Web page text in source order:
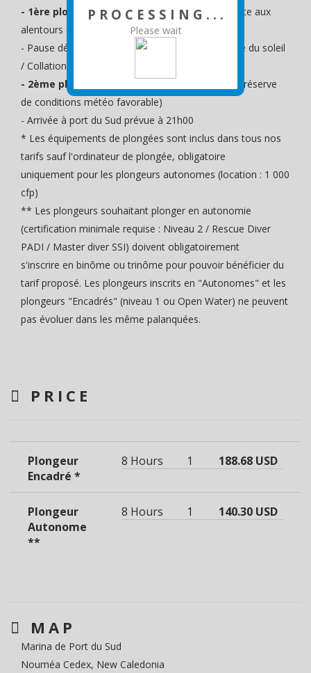
P R O C E S S I N G . . .
Please wait
- 1ère plongée de jour >Passe de Boulari ou site aux
alentours en fonction des conditions de mer
- Pause détente sur l'îlot Amédée jusqu'au couché du soleil
/ Collation incluse
- 2ème plongée de nuit >
Récif Sournois (sous réserve
de conditions météo favorable)
- Arrivée à port du Sud prévue à 21h00
* Les équipements de plongées sont inclus dans tous nos
tarifs sauf l'ordinateur de plongée, obligatoire
uniquement pour les plongeurs autonomes (location : 1 000
cfp)
** Les plongeurs souhaitant plonger en autonomie
(certification minimale requise : Niveau 2 / Rescue Diver
PADI / Master diver SSI) doivent obligatoirement
s'inscrire en binôme ou trinôme pour pouvoir bénéficier du
tarif proposé. Les plongeurs inscrits en "Autonomes" et les
plongeurs "Encadrés" (niveau 1 ou Open Water) ne peuvent
pas évoluer dans les même palanquées.
PRICE
Plongeur
Encadré *
8 Hours 1 188.68 USD
Plongeur
Autonome
**
8 Hours 1 140.30 USD
MAP
Marina de Port du Sud
Nouméa Cedex, New Caledonia